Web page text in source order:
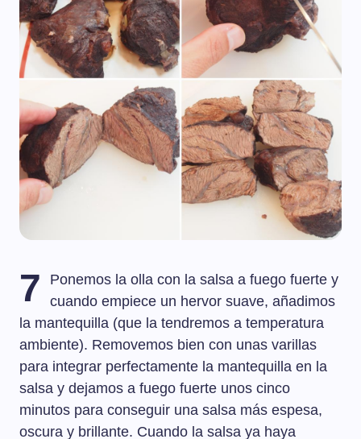
7
Ponemos la olla con la salsa a fuego fuerte y
cuando empiece un hervor suave, añadimos
la mantequilla (que la tendremos a temperatura
ambiente). Removemos bien con unas varillas
para integrar perfectamente la mantequilla en la
salsa y dejamos a fuego fuerte unos cinco
minutos para conseguir una salsa más espesa,
oscura y brillante. Cuando la salsa ya haya